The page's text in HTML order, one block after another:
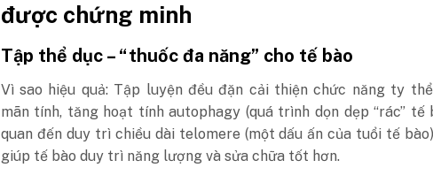
được chứng minh
Tập thể dục – “thuốc đa năng” cho tế bào
Vì sao hiệu quả: Tập luyện đều đặn cải thiện chức năng ty
mãn tính, tăng hoạt tính autophagy (quá trình dọn dẹp “rác” tế
quan đến duy trì chiều dài telomere (một dấu ấn của tuổi tế
giúp tế bào duy trì năng lượng và sửa chữa tốt hơn.